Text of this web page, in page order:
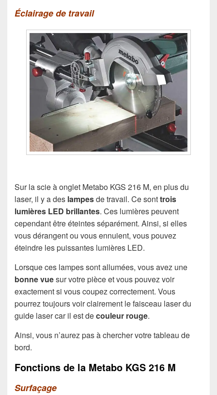
Éclairage de travail
Sur la scie à onglet Metabo KGS 216 M, en plus du
laser, il y a des lampesde travail. Ce sonttrois
lumières LED brillantes. Ces lumières peuvent
cependant être éteintes séparément. Ainsi, si elles
vous dérangent ou vous ennuient, vous pouvez
éteindre les puissantes lumières LED.
Lorsque ces lampes sont allumées, vous avez une
bonne vuesur votre pièce et vous pouvez voir
exactement si vous coupez correctement. Vous
pourrez toujours voir clairement le faisceau laser du
guide laser car il est decouleur rouge.
Ainsi, vous n’aurez pas à chercher votre tableau de
bord.
Fonctions de la Metabo KGS 216 M
Surfaçage